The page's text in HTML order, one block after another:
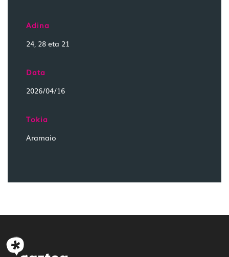
Adina
24, 28 eta 21
Data
2026/04/16
Tokia
Aramaio